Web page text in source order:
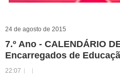
24 de agosto de 2015
7.º Ano - CALENDÁRIO
Encarregados de
22:07